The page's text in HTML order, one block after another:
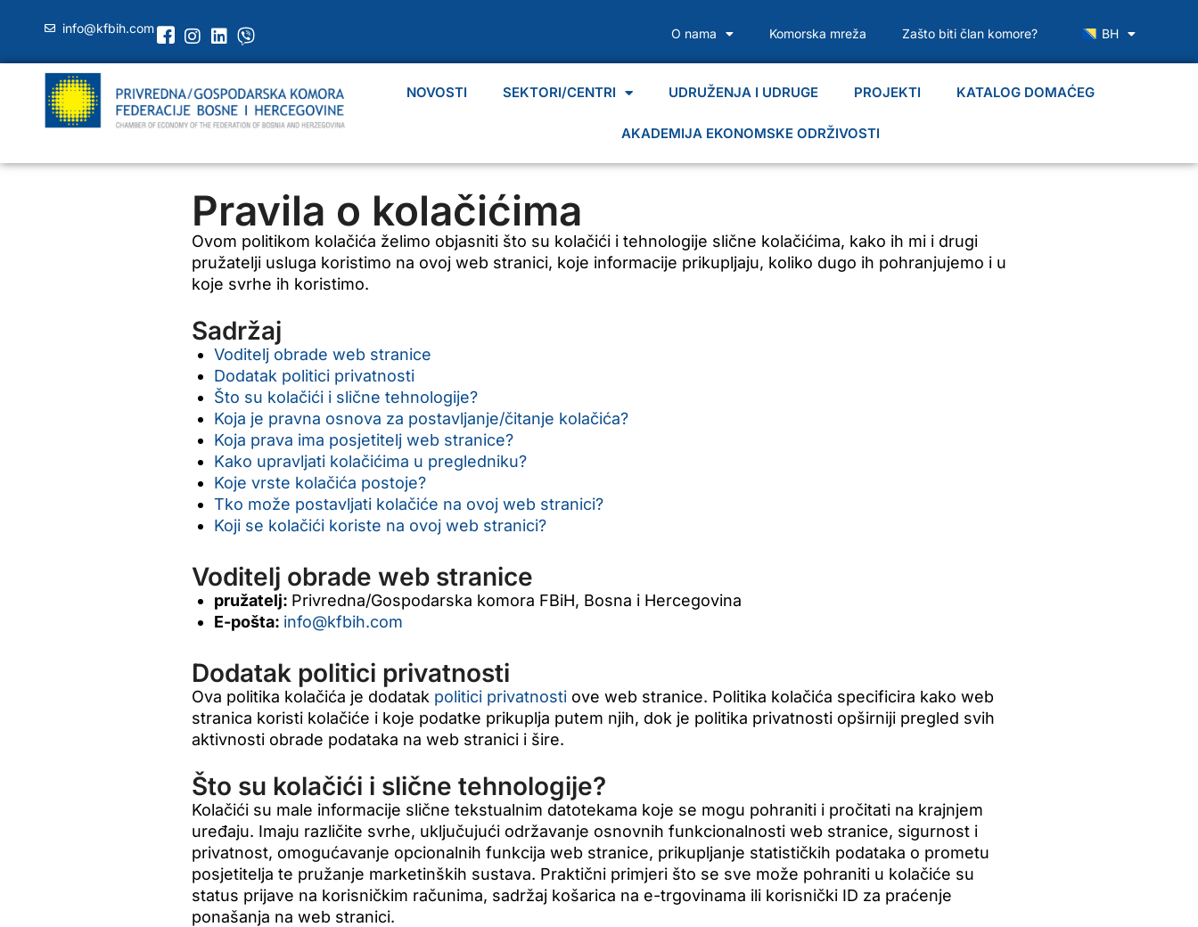
info@kfbih.com O nama Komorska mreža Zašto biti član komore? BH
NOVOSTI SEKTORI/CENTRI UDRUŽENJA I UDRUGE PROJEKTI KATALOG DOMAĆEG
AKADEMIJA EKONOMSKE ODRŽIVOSTI
Pravila o kolačićima
Ovom politikom kolačića želimo objasniti što su kolačići i tehnologije slične kolačićima, kako ih mi i drugi
pružatelji usluga koristimo na ovoj web stranici, koje informacije prikupljaju, koliko dugo ih pohranjujemo i u
koje svrhe ih koristimo.
Sadržaj
Voditelj obrade web stranice
Dodatak politici privatnosti
Što su kolačići i slične tehnologije?
Koja je pravna osnova za postavljanje/čitanje kolačića?
Koja prava ima posjetitelj web stranice?
Kako upravljati kolačićima u pregledniku?
Koje vrste kolačića postoje?
Tko može postavljati kolačiće na ovoj web stranici?
Koji se kolačići koriste na ovoj web stranici?
Voditelj obrade web stranice
pružatelj: Privredna/Gospodarska komora FBiH, Bosna i Hercegovina
E-pošta: info@kfbih.com
Dodatak politici privatnosti
Ova politika kolačića je dodatak politici privatnosti ove web stranice. Politika kolačića specificira kako web
stranica koristi kolačiće i koje podatke prikuplja putem njih, dok je politika privatnosti opširniji pregled svih
aktivnosti obrade podataka na web stranici i šire.
Što su kolačići i slične tehnologije?
Kolačići su male informacije slične tekstualnim datotekama koje se mogu pohraniti i pročitati na krajnjem
uređaju. Imaju različite svrhe, uključujući održavanje osnovnih funkcionalnosti web stranice, sigurnost i
privatnost, omogućavanje opcionalnih funkcija web stranice, prikupljanje statističkih podataka o prometu
posjetitelja te pružanje marketinških sustava. Praktični primjeri što se sve može pohraniti u kolačiće su
status prijave na korisničkim računima, sadržaj košarica na e-trgovinama ili korisnički ID za praćenje
ponašanja na web stranici.